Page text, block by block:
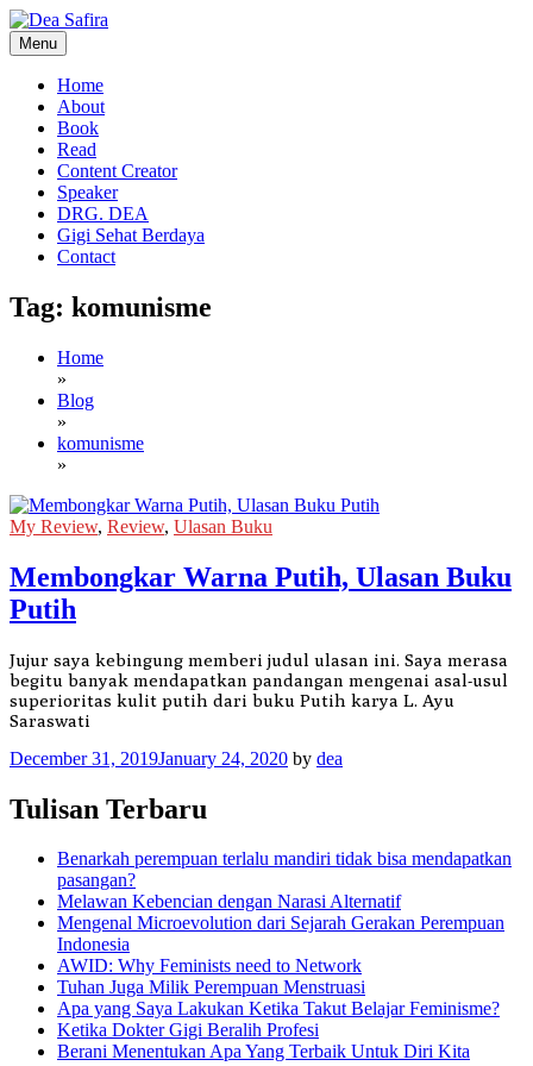
Skip
to
content
Menu
Home
About
Book
Read
Content Creator
Speaker
DRG. DEA
Gigi Sehat Berdaya
Contact
Tag: komunisme
Home
»
Blog
»
komunisme
»
My Review, Review, Ulasan Buku
Membongkar Warna Putih, Ulasan Buku
Putih
Jujur saya kebingung memberi judul ulasan ini. Saya merasa
begitu banyak mendapatkan pandangan mengenai asal-usul
superioritas kulit putih dari buku Putih karya L. Ayu
Saraswati
December 31, 2019January 24, 2020 by dea
Tulisan Terbaru
Benarkah perempuan terlalu mandiri tidak bisa mendapatkan
pasangan?
Melawan Kebencian dengan Narasi Alternatif
Mengenal Microevolution dari Sejarah Gerakan Perempuan
Indonesia
AWID: Why Feminists need to Network
Tuhan Juga Milik Perempuan Menstruasi
Apa yang Saya Lakukan Ketika Takut Belajar Feminisme?
Ketika Dokter Gigi Beralih Profesi
Berani Menentukan Apa Yang Terbaik Untuk Diri Kita